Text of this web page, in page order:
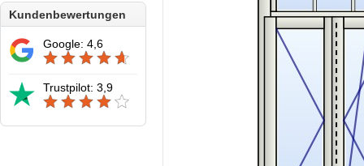
Kundenbewertungen
Google: 4,6
Trustpilot: 3,9